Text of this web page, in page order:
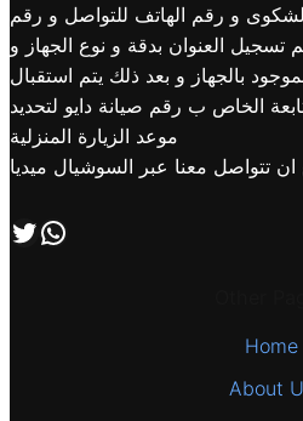
و رقم الهاتف للتواصل و رقم
تسجيل العنوان بدقة و نوع الجهاز و
بالجهاز و بعد ذلك يتم استقبال
الخاص ب رقم صيانة دايو لتحديد
موعد الزيارة المنزلية
تتواصل معنا عبر السوشيال ميديا
تابعنا علي صفحة التويتر اتصل بنا علي طريق الوتساب
Home
About